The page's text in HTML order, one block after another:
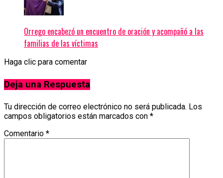
Orrego encabezó un encuentro de oración y acompañó a las
familias de las víctimas
Haga clic para comentar
Deja una Respuesta
Tu dirección de correo electrónico no será publicada. Los
campos obligatorios están marcados con *
Comentario *